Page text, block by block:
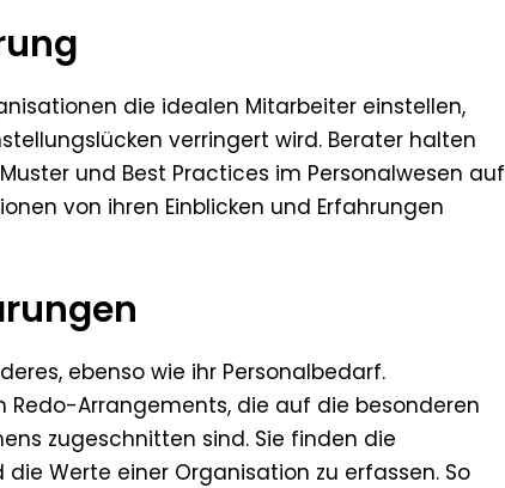
die idealen Mitarbeiter einstellen,
verringert wird. Berater halten
und Best Practices im Personalwesen auf
von ihren Einblicken und Erfahrungen
ebenso wie ihr Personalbedarf.
Arrangements, die auf die besonderen
zugeschnitten sind. Sie finden die
die Werte einer Organisation zu erfassen. So